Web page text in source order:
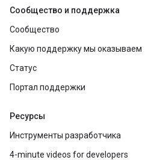
Сообщество и поддержка
Сообщество
Какую поддержку мы оказываем
Статус
Портал поддержки
Ресурсы
Инструменты разработчика
4-minute videos for developers